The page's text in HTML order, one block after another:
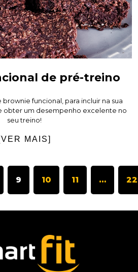
de pré-treino
funcional, para incluir na sua
obter um desempenho excelente no
seu treino!
MAIS]
9 10 11 … 22